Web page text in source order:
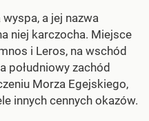
a jej nazwa
niej karczocha. Miejsce
i Leros, na wschód
południowy zachód
Morza Egejskiego,
innych cennych okazów.